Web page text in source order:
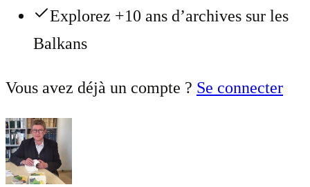
Explorez +10 ans d’archives sur les
Balkans
Vous avez déjà un compte ? Se connecter